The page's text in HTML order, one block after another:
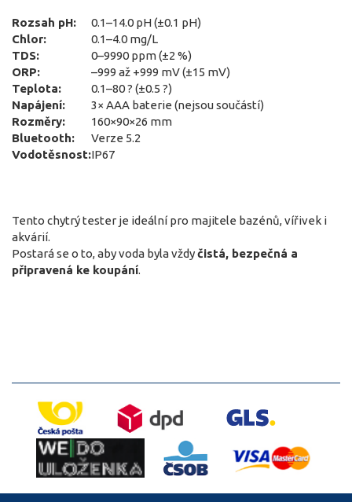
Rozsah pH:
0.1–14.0 pH (±0.1 pH)
Chlor:
0.1–4.0 mg/L
TDS:
0–9990 ppm (±2 %)
ORP:
–999 až +999 mV (±15 mV)
Teplota:
0.1–80 ? (±0.5 ?)
Napájení:
3× AAA baterie (nejsou součástí)
Rozměry:
160×90×26 mm
Bluetooth:
Verze 5.2
Vodotěsnost:IP67
Tento chytrý tester je ideální pro majitele bazénů, vířivek i
akvárií.
Postará se o to, aby voda byla vždyčistá, bezpečná a
připravená ke koupání.